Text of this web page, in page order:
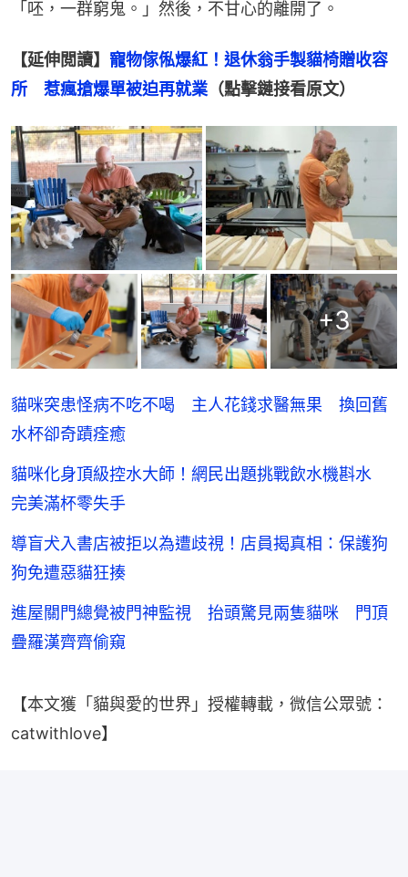
「呸，一群窮鬼。」然後，不甘心的離開了。
【延伸閲讀】 寵物傢俬爆紅！退休翁手製貓椅贈收容
所　惹瘋搶爆單被迫再就業（點擊鏈接看原文）
+3
貓咪突患怪病不吃不喝 主人花錢求醫無果 換回舊
水杯卻奇蹟痊癒
貓咪化身頂級控水大師！網民出題挑戰飲水機斟水
完美滿杯零失手
導盲犬入書店被拒以為遭歧視！店員揭真相：保護狗
狗免遭惡貓狂揍
進屋關門總覺被門神監視 抬頭驚見兩隻貓咪 門頂
疊羅漢齊齊偷窺
【本文獲「貓與愛的世界」授權轉載，微信公眾號：
catwithlove】